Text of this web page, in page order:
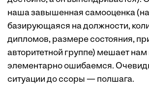
наша завышенная самооценка
базирующаяся на должности,
дипломов, размере состояния,
авторитетной группе) мешает нам
элементарно ошибаемся.
ситуации до ссоры — полшага.